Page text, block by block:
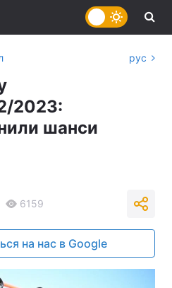
рус
2023:
шанси
6159
на нас в Google